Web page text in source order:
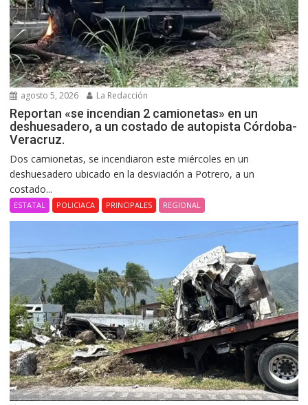
agosto 5, 2026 La Redacción
Reportan «se incendian 2 camionetas» en un
deshuesadero, a un costado de autopista Córdoba-
Veracruz.
Dos camionetas, se incendiaron este miércoles en un
deshuesadero ubicado en la desviación a Potrero, a un
costado...
ESTATAL POLICIACA PRINCIPALES REGIONAL